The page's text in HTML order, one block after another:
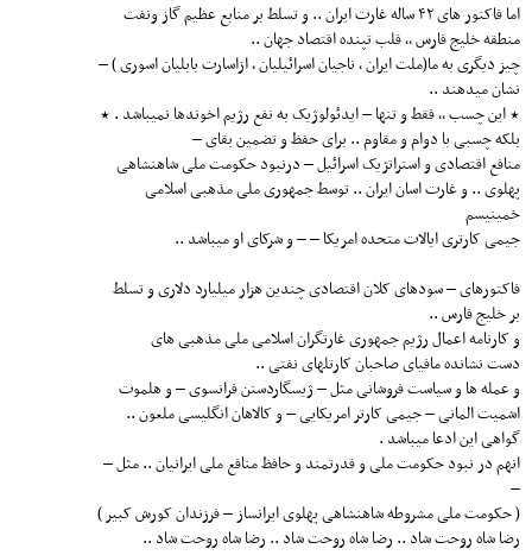
اما فاکتور های ۴۲ ساله غارت ایران .. و تسلط بر منابع عظیم گاز ونفت
منطقه خلیج فارس ٬٬ قلب تپنده اقتصاد جهان ..
چیز دیگری به ما(ملت ایران ٬ ناجیان اسرائیلیان ٬ ازاسارت بابلیان اسوری ) –
نشان میدهند ..
٭ این چسب ٬٬ فقط و تنها – ایدئولوژیک به نفع رژیم اخوندها نمیباشد . ٭
بلکه چسبی با دوام و مقاوم .. برای حفظ و تضمین بقای –
منافع اقتصادی و استراتژیک اسرائیل – درنبود حکومت ملی شاهنشاهی
پهلوی .. و غارت اسان ایران .. توسط جمهوری ملی مذهبی اسلامی
خمینیسم
جیمی کارتری ایالات متحده امریکا – – و شرکای او میباشد ..
فاکتورهای – سودهای کلان اقتصادی چندین هزار میلیارد دلاری و تسلط
بر خلیج فارس ..
و کارنامه اعمال رژیم جمهوری غارتگران اسلامی ملی مذهبی های
دست نشانده مافیای صاحبان کارتلهای نفتی ..
و عمله ها و سیاست فروشانی مثل – ژیسگاردستن فرانسوی – و هلموت
اشمیت المانی – جیمی کارتر امریکایی – و کالاهان انگلیسی ملعون ..
گواهی این ادعا میباشد .
انهم در نبود حکومت ملی و قدرتمند و حافظ منافع ملی ایرانیان .. مثل –
–
( حکومت ملی مشروطه شاهنشاهی پهلوی ایرانساز – فرزندان کورش کبیر )
رضا شاه روحت شاد .. رضا شاه روحت شاد .. رضا شاه روحت شاد ..